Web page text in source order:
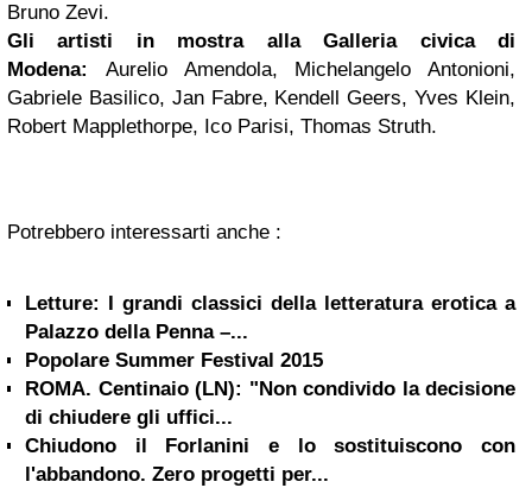
Bruno Zevi.
Gli artisti in mostra alla Galleria civica di
Modena: Aurelio Amendola, Michelangelo Antonioni,
Gabriele Basilico, Jan Fabre, Kendell Geers, Yves Klein,
Robert Mapplethorpe, Ico Parisi, Thomas Struth.
Potrebbero interessarti anche :
Letture: I grandi classici della letteratura erotica a
Palazzo della Penna –...
Popolare Summer Festival 2015
ROMA. Centinaio (LN): "Non condivido la decisione
di chiudere gli uffici...
Chiudono il Forlanini e lo sostituiscono con
l'abbandono. Zero progetti per...